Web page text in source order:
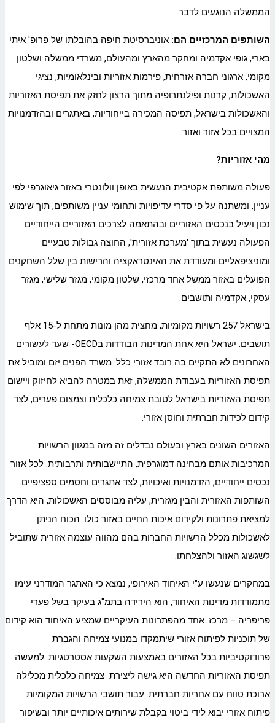
הממשלה הנוגעים לדבר.
השותפים המרכזיים הם: אוניברסיטת חיפה בהובלתו של פרופ' איתי
בארי, גופי אקדמיה ומחקר מהארץ ומהעולם, משרדי ממשלה ושלטון
מקומי, ארגוני חברה אזרחית, פירמות אזוריות ובינלאומיות, נציגי
האשכולות, קרנות ופילנתרופיה מתוך הרצון לחזק את תפיסת האזוריות
והאשכולות בישראל, תפיסה המכירה בייחודיות, באתגרים ובהזדמנויות
המצויים בכל אזור ואזור.
מהי אזוריות?
פעולה משותפת אקטיבית הנעשית באופן וולונטרי באזור גיאוגרפי לפי
עניין, ומשתנה על פי סדרי עדיפויות ותחומי עניין משותפים, תוך שימוש
נכון ויעיל בנכסים האזוריים ובהתאמה לצרכים האזוריים הייחודיים.
הפעולה נעשית בתוך 'מערכת אזורית', החוצה גבולות טבעיים
ומוניציפאליים ומעודדת את האינטראקציה והרישות בין שלל השחקנים
הפועלים באזור ממשל אחד מרכזי, שלטון מקומי, מגזר שלישי, מגזר
עסקי, אקדמיה ותושבים.
בישראל 257 רשויות מקומיות, מחצית מהן מונות מתחת ל-15 אלף
תושבים. ישראל היא אחת המדינות הבודדות בOECD- שעד לעשורים
האחרונים לא התקיים בה רובד אזורי כלל. משרד הפנים יזם ומוביל את
תפיסת האזוריות בעבודת הממשלה, זאת במטרה להביא לחיזוק ויישום
תפיסת האזוריות בישראל לטובת צמיחה כלכלית וצמצום פערים, לצד
קידום לכידות חברתית וחוסן אזורי.
האזורים השונים בארץ ובעולם נבדלים זה מזה במגוון הרשויות
המרכיבות אותם מבחינה דמוגרפית, התיישבותית ותרבותית. לכל אזור
נכסים ייחודיים, הזדמנויות ואיכויות, לצד אתגרים וחסמים ספציפיים.
השותפות האזורית והבין מגזרית, עליה מבוססים האשכולות, היא הדרך
למציאת פתרונות ולקידום איכות החיים באזור כולו. הכוח הניתן
לאשכולות מכלל הרשויות החברות בהם מהווה עוצמה אזורית שתוביל
לשגשוג האזור ולהצלחתו.
במחקרים שנעשו ע"י האיחוד האירופי, נמצא כי האתגר המודרני עימו
מתמודדות מדינות האיחוד, הוא הירידה בתמ"ג בעיקר בשל פערי
פריפריה – מרכז. אחד מהפתרונות העיקריים שמציע האיחוד הוא קידום
של תוכניות לפיתוח אזורי שיתמקדו במנועי צמיחה והגברת
פרודוקטיביות בכל האזורים באמצעות השקעות אסטרטגיות. למעשה
תפיסת האזוריות החדשה היא גישה ליצירת צמיחה כלכלית מכלילה
ארוכת טווח עם אחריות חברתית. עבור תושבי הרשויות המקומיות
פיתוח אזורי יבוא לידי ביטוי בקבלת שירותים איכותיים יותר ובשיפור